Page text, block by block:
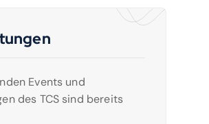
Events und
des TCS sind bereits